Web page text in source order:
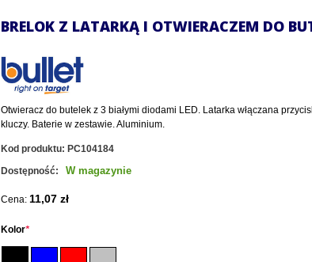
BRELOK Z LATARKĄ I OTWIERACZEM DO
Otwieracz do butelek z 3 białymi diodami LED. Latarka włączana
kluczy. Baterie w zestawie. Aluminium.
Kod produktu: PC104184
Dostępność:
W magazynie
Cena:11,07 zł
*
Kolor